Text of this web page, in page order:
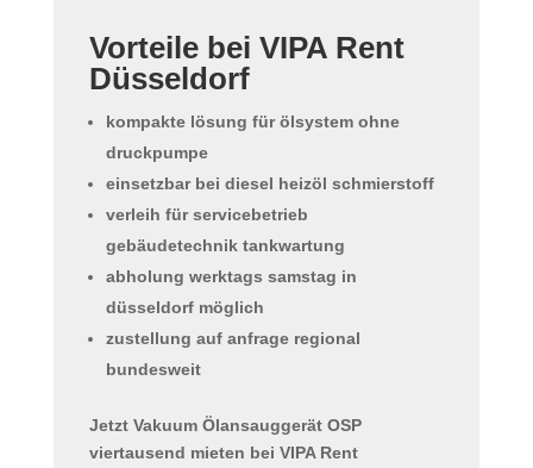
Vorteile bei VIPA Rent
Düsseldorf
kompakte lösung für ölsystem ohne
druckpumpe
einsetzbar bei diesel heizöl schmierstoff
verleih für servicebetrieb
gebäudetechnik tankwartung
abholung werktags samstag in
düsseldorf möglich
zustellung auf anfrage regional
bundesweit
Jetzt Vakuum Ölansauggerät OSP
viertausend mieten bei VIPA Rent